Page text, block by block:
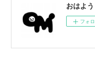
おはよ
フォ